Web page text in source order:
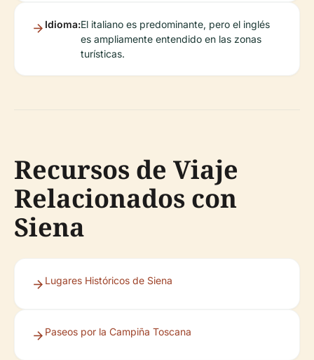
Idioma:El italiano es predominante, pero el inglés
es ampliamente entendido en las zonas
turísticas.
Recursos de Viaje
Relacionados con
Siena
Lugares Históricos de Siena
Paseos por la Campiña Toscana